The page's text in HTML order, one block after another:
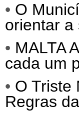
• O
orientar a
• MALTA
cada um
• O Triste
Regras